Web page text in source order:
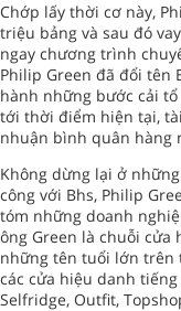
Chớp lấy thời cơ này,
triệu bảng và sau đó
ngay chương trình
Philip Green đã đổi tên
hành những bước cải
tới thời điểm hiện tại,
nhuận bình quân hàng
Không dừng lại ở
công với Bhs, Philip
tóm những doanh
ông Green là chuỗi cửa
những tên tuổi lớn trên
các cửa hiệu danh
Selfridge, Outfit,